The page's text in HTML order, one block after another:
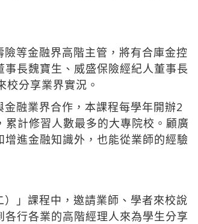
等金融界高階主管，將有合庫金控
長魏寶生、威盛保險經紀人董事長
分享業界實況。
融業界合作，本課程每學年開辦2
計修習人數最多的大專院校。顧廣
進金融知識外，也能從業師的經驗
」課程中，邀請業師、學者來校說
行各業的高階經理人來為學生分享